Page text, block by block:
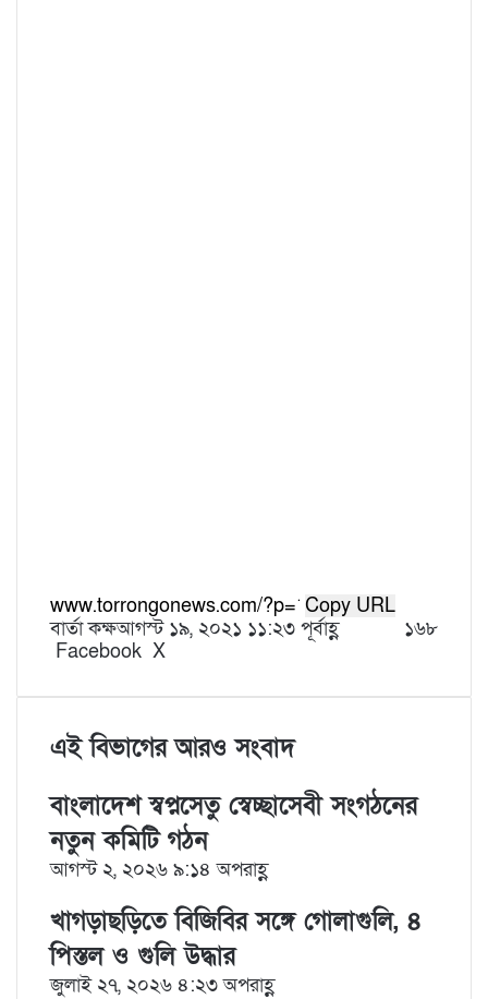
Copy URL
বার্তা কক্ষআগস্ট ১৯, ২০২১ ১১:২৩ পূর্বাহ্ণ
১৬৮
Facebook X
n
e
I
n
m
l
n
e
r
s
t
d
i
t
o
t
a
t
e
a
e
v
a
E
m
a
i
l
i
t
এই বিভাগের আরও সংবাদ
বাংলাদেশ স্বপ্নসেতু স্বেচ্ছাসেবী সংগঠনের
নতুন কমিটি গঠন
আগস্ট ২, ২০২৬ ৯:১৪ অপরাহ্ণ
খাগড়াছড়িতে বিজিবির সঙ্গে গোলাগুলি, ৪
পিস্তল ও গুলি উদ্ধার
জুলাই ২৭, ২০২৬ ৪:২৩ অপরাহ্ণ